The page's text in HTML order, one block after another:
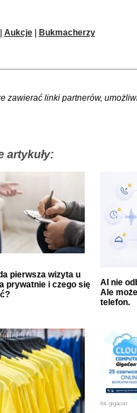
Aukcje| Bukmacherzy
zawierać linki partnerów,
artykuły:
pierwsza wizyta u
prywatnie i czego się
AI nie
Ale
telefon.
fot. gigacon